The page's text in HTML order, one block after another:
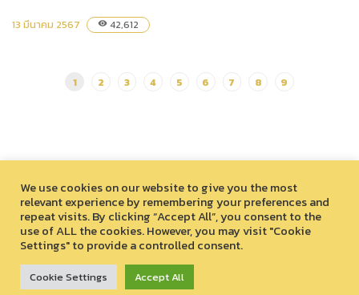
(ภาษาไทย) ประกาศสำนักงาน
พัฒนาพิงคนคร (องค์การ
บรรจุแต่งตั้งเป็นผู้ปฏิบัติงาน
13 มีนาคม 2567 visibility 42,612
1 2 3 4 5 6 7 8 9
สงวนลิขสิทธิ์ © 2026 องค์การบริหารไนท์ซาฟารี (องค์การมหาชน)
We use cookies on our website to give you the most
relevant experience by remembering your preferences and
repeat visits. By clicking “Accept All”, you consent to the
use of ALL the cookies. However, you may visit "Cookie
Settings" to provide a controlled consent.
Cookie Settings Accept All